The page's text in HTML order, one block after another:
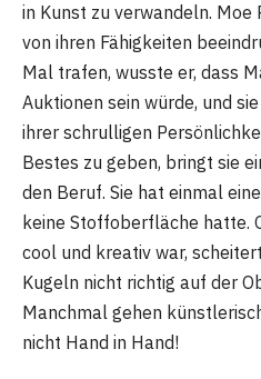
in Kunst zu verwandeln.
von ihren Fähigkeiten
Mal trafen, wusste er, dass
Auktionen sein würde, und
ihrer schrulligen
Bestes zu geben, bringt sie
den Beruf. Sie hat einmal
keine Stoffoberfläche hatte.
cool und kreativ war,
Kugeln nicht richtig auf der
Manchmal gehen
nicht Hand in Hand!